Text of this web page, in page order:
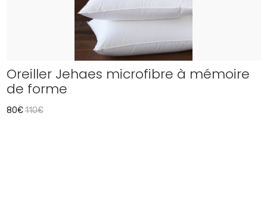
Oreiller Jehaes microfibre à mémoire
de forme
80€110€